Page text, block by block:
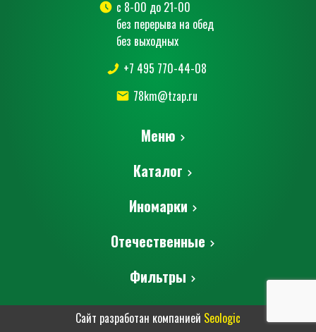
с 8-00 до 21-00
без перерыва на обед
без выходных
+7 495 770-44-08
78km@tzap.ru
Меню
Каталог
Иномарки
Отечественные
Фильтры
Сайт разработан компанией Seologic